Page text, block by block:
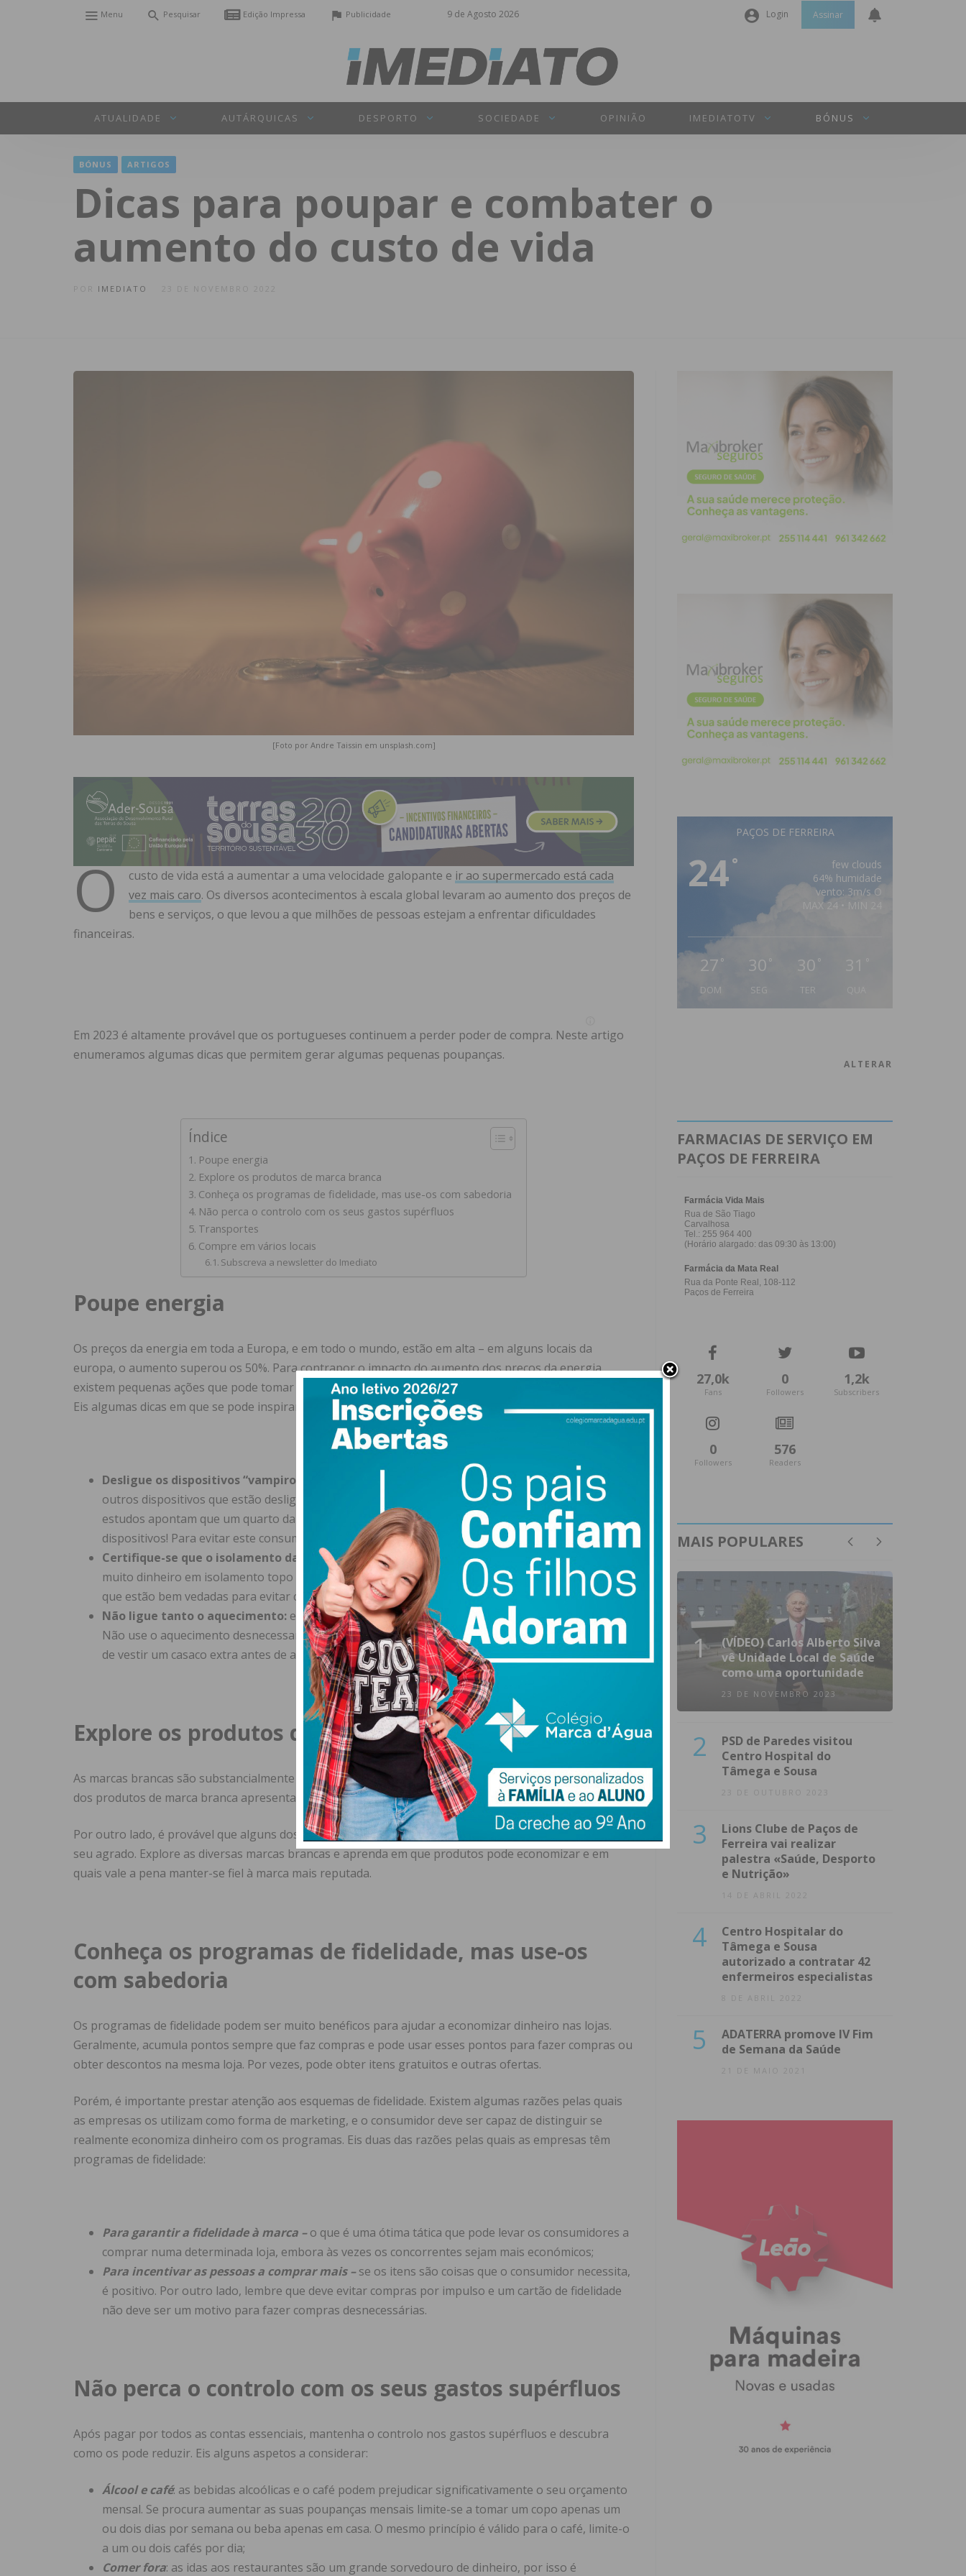
9 de Agosto 2026
Menu Pesquisar Edição Impressa Publicidade Login
Senha
Assinar
ATUALIDADE AUTÁRQUICAS DESPORTO SOCIEDADE OPINIÃO IMEDIATOTV BÓNUS
BÓNUS ARTIGOS
Dicas para poupar e combater o
aumento do custo de vida
IMEDIATO
[Foto por Andre Taissin em unsplash.com]
O custo de vida está a aumentar a uma velocidade galopante e ir ao supermercado está cada
vez mais caro. Os diversos acontecimentos à escala global levaram ao aumento dos preços de
bens e serviços, o que levou a que milhões de pessoas estejam a enfrentar dificuldades
financeiras.
Em 2023 é altamente provável que os portugueses continuem a perder poder de compra. Neste artigo
enumeramos algumas dicas que permitem gerar algumas pequenas poupanças.
Índice
Poupe energia
Explore os produtos de marca branca
Conheça os programas de fidelidade, mas use-os com sabedoria
Não perca o controlo com os seus gastos supérfluos
Transportes
Compre em vários locais
Subscreva a newsletter do Imediato
Poupe energia
Os preços da energia em toda a Europa, e em todo o mundo, estão em alta – em alguns locais da
europa, o aumento superou os 50%. Para contrapor o impacto do aumento dos preços da energia,
existem pequenas ações que pode tomar no âmbito doméstico para reduzir a sua pegada energética.
Eis algumas dicas em que se pode inspirar:
Desligue os dispositivos “vampiros”:
são dispositivos como o carregador do telefone, a TV ou
outros dispositivos que estão desligados, mas ainda consomem energia. Na verdade, alguns
estudos apontam que um quarto da sua conta de eletricidade pode ter origem neste tipo de
dispositivos! Para evitar este consumo desnecessário, desligue os dispositivos da tomada.
Certifique-se que o isolamento da sua casa é o adequado:não há a necessidade de gastar
muito dinheiro em isolamento topo de gama, mas analise as suas janelas e portas e certifique-se
que estão bem vedadas para evitar correntes de ar.
Não ligue tanto o aquecimento: este é um conselho antigo, mas permanece muito verdadeiro.
Não use o aquecimento desnecessariamente – basta ligá-lo quando estiver com frio. E, lembre-se
de vestir um casaco extra antes de aumentar o aquecimento!
Explore os produtos de marca branca
As marcas brancas são substancialmente mais baratas que as marcas ‘consagradas’. Além disso, muitos
dos produtos de marca branca apresentam um grau de qualidade elevado e o sabor émuito idêntico.
Por outro lado, é provável que alguns dos produtos de marca não sejam tão saborosos ou não tão do
seu agrado. Explore as diversas marcas brancas e aprenda em que produtos pode economizar e em
quais vale a pena manter-se fiel à marca mais reputada.
Conheça os programas de fidelidade, mas use-os
com sabedoria
Os programas de fidelidade podem ser muito benéficos para ajudar a economizar dinheiro nas lojas.
Geralmente, acumula pontos sempre que faz compras e pode usar esses pontos para fazer compras ou
obter descontos na mesma loja. Por vezes, pode obter itens gratuitos e outras ofertas.
Porém, é importante prestar atenção aos esquemas de fidelidade. Existem algumas razões pelas quais
as empresas os utilizam como forma de marketing, e o consumidor deve ser capaz de distinguir se
realmente economiza dinheiro com os programas. Eis duas das razões pelas quais as empresas têm
programas de fidelidade:
Para garantir a fidelidade à marca –o que é uma ótima tática que pode levar os consumidores a
comprar numa determinada loja, embora às vezes os concorrentes sejam mais económicos;
Para incentivar as pessoas a comprar mais –se os itens são coisas que o consumidor necessita,
é positivo. Por outro lado, lembre que deve evitar compras por impulso e um cartão de fidelidade
não deve ser um motivo para fazer compras desnecessárias.
Não perca o controlo com os seus gastos supérfluos
Após pagar por todos as contas essenciais, mantenha o controlo nos gastos supérfluos e descubra
como os pode reduzir. Eis alguns aspetos a considerar:
Álcool e café: as bebidas alcoólicas e o café podem prejudicar significativamente o seu orçamento
mensal. Se procura aumentar as suas poupanças mensais limite-se a tomar um copo apenas um
ou dois dias por semana ou beba apenas em casa. O mesmo princípio é válido para o café, limite-o
a um ou dois cafés por dia;
Comer fora: as idas aos restaurantes são um grande sorvedouro de dinheiro, por isso é
PAÇOS DE FERREIRA
24°
few clouds
64% humidade
vento: 3m/s O
MAX 24 • MIN 24
27 °
DOM
30 °
SEG
30 °
TER
31 °
ALTERAR
FARMACIAS DE SERVIÇO EM
PAÇOS DE FERREIRA
27,0k
Fans
0
Followers
1,2k
Subscribers
0
Followers
576
Readers
MAIS POPULARES
1
(VÍDEO) Carlos Alberto Silva
vê Unidade Local de Saúde
como uma oportunidade
23 DE NOVEMBRO 2023
2
PSD de Paredes visitou
Centro Hospital do
Tâmega e Sousa
23 DE OUTUBRO 2023
3
Lions Clube de Paços de
Ferreira vai realizar
palestra «Saúde, Desporto
e Nutrição»
14 DE ABRIL 2022
4
Centro Hospitalar do
Tâmega e Sousa
autorizado a contratar 42
enfermeiros especialistas
8 DE ABRIL 2022
5
ADATERRA promove IV Fim
de Semana da Saúde
21 DE MAIO 2021